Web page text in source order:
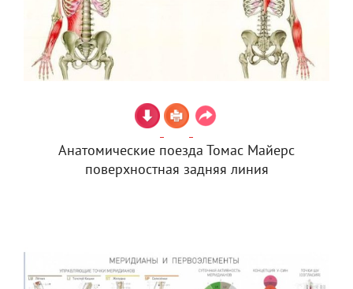
Анатомические поезда Томас Майерс
поверхностная задняя линия